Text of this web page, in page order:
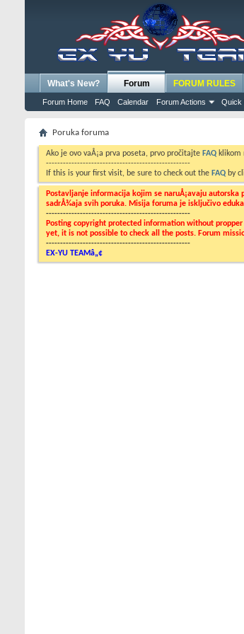
What's New? Forum
Forum Home FAQ Calendar Forum Actions Quick
FORUM RULES
Poruka foruma
Ako je ovo vaÅ¡a prva poseta, prvo pročitajte FAQ klikom
---------------------------------------------------
If this is your first visit, be sure to check out the FAQ by
Postavljanje informacija kojim se naruÅ¡avaju
sadrÅ¾aja svih poruka. Misija foruma je isključivo
---------------------------------------------------
Posting copyright protected information without
yet, it is not possible to check all the posts. Forum
---------------------------------------------------
EX-YU TEAMâ„¢